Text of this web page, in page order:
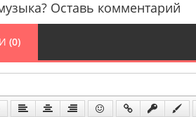
Оставь комментарий
(0)